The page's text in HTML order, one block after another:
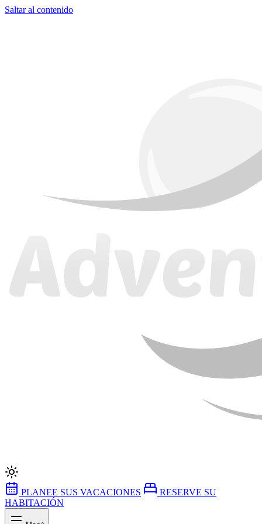
Saltar al contenido
PLANEE SUS VACACIONES
RESERVE SU
HABITACIÓN